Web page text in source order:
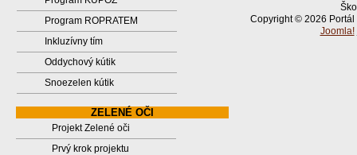
Program ROPRATEM
Inkluzívny tím
Oddychový kútik
Snoezelen kútik
ZELENÉ OČI
Projekt Zelené oči
Prvý krok projektu
Copyright © 2026 Portál
Joomla!